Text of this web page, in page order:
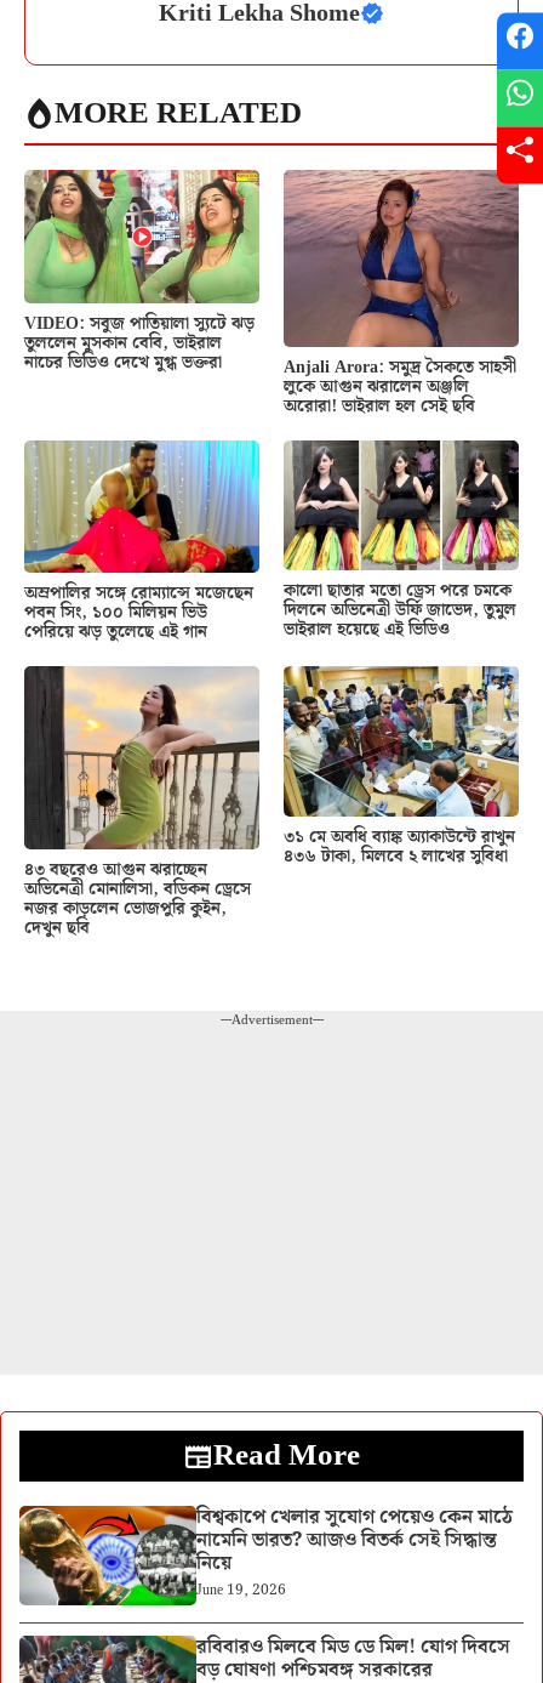
Kriti Lekha Shome
MORE RELATED
VIDEO: সবুজ পাতিয়ালা স্যুটে ঝড়
তুললেন মুসকান বেবি, ভাইরাল
নাচের ভিডিও দেখে মুগ্ধ ভক্তরা Anjali Arora: সমুদ্র সৈকতে সাহসী
লুকে আগুন ঝরালেন অঞ্জলি
অরোরা! ভাইরাল হল সেই ছবি
অম্রপালির সঙ্গে রোম্যান্সে মজেছেন
পবন সিং, ১০০ মিলিয়ন ভিউ
পেরিয়ে ঝড় তুলেছে এই গান
কালো ছাতার মতো ড্রেস পরে চমকে
দিলনে অভিনেত্রী উর্ফি জাভেদ, তুমুল
ভাইরাল হয়েছে এই ভিডিও
৪৩ বছরেও আগুন ঝরাচ্ছেন
অভিনেত্রী মোনালিসা, বডিকন ড্রেসে
নজর কাড়লেন ভোজপুরি কুইন,
দেখুন ছবি
৩১ মে অবধি ব্যাঙ্ক অ্যাকাউন্টে রাখুন
৪৩৬ টাকা, মিলবে ২ লাখের সুবিধা
---Advertisement---
Read More
বিশ্বকাপে খেলার সুযোগ পেয়েও কেন মাঠে
নামেনি ভারত? আজও বিতর্ক সেই সিদ্ধান্ত
নিয়ে
June 19, 2026
রবিবারও মিলবে মিড ডে মিল! যোগ দিবসে
বড় ঘোষণা পশ্চিমবঙ্গ সরকারের